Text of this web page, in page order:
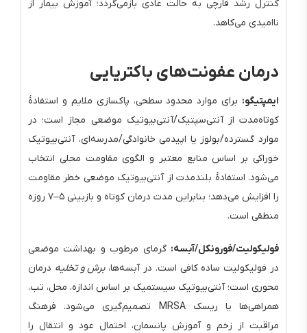
کنترل رشد قارچی به حالت عادی بازمی‌گردد؛ آموزش بیمار از
ناامیدی می‌کاهد.
درمان عفونت‌های باکتریایی
ایمپتیگو: برای موارد محدود سطحی، پاکسازی ملایم و استفادهٔ
کوتاه‌مدت از آنتی‌سپتیک/آنتی‌بیوتیک موضعی مجاز است؛ در
موارد گسترده/بولوز یا اپیدمی خانوادگی/مدرسه‌ای، آنتی‌بیوتیک
خوراکی بر اساس منابع معتبر و الگوی مقاومت محلی انتخاب
می‌شود. استفادهٔ بلندمدت از آنتی‌بیوتیک موضعی خطر مقاومت
را افزایش می‌دهد؛ بنابراین مدت درمان کوتاه و بازبینی ۵–۷ روزه
منطقی است.
فولیکولیت/فورونکل/آبسه: گرمای مرطوب و بهداشت موضعی
در فولیکولیت ساده کافی است. در آبسه‌ها،برش و تخلیه درمان
محوری است؛ آنتی‌بیوتیک سیستمیک بر اساس اندازه، محل، تب،
همراهی‌ها یا ریسک MRSA تصمیم‌گیری می‌شود. فرهنگ
مراقبت از زخم و آموزش پانسمان، احتمال عود و انتقال را